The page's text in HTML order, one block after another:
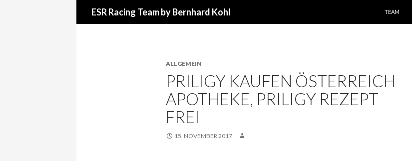
ESR Racing Team by Bernhard Kohl
TEAM
ALLGEMEIN
PRILIGY KAUFEN ÖSTERREICH
APOTHEKE, PRILIGY REZEPT
FREI
15. NOVEMBER 2017